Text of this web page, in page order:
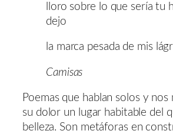
lloro sobre lo que sería tu
dejo
la marca pesada de mis
Camisas
Poemas que hablan solos y nos
su dolor un lugar habitable del
belleza. Son metáforas en